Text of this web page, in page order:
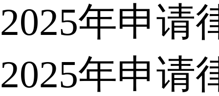
2025年申请
2025年申请